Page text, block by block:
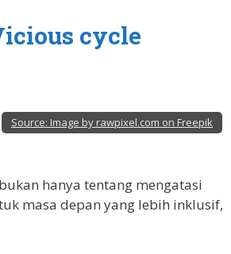
cycle
Source: Image by rawpixel.com on Freepik
hanya tentang mengatasi
masa depan yang lebih inklusif,